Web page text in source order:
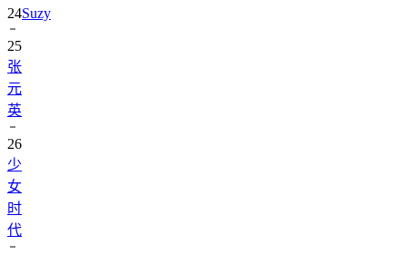
25
张
元
英
26
少
女
时
代
27